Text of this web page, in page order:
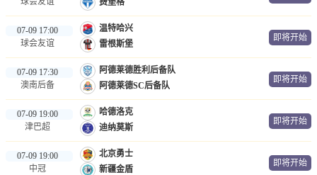
费堡格
07-09 17:00
球会友谊
温特哈兴
雷根斯堡
即将开始
07-09 17:30
澳南后备
阿德莱德胜利后备队
阿德莱德SC后备队
即将开始
07-09 19:00
津巴超
哈德洛克
迪纳莫斯
即将开始
07-09 19:00
中冠
北京勇士
新疆金盾
即将开始